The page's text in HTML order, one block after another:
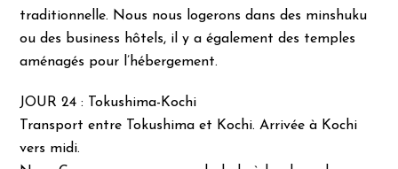
traditionnelle. Nous nous logerons dans des minshuku
ou des business hôtels, il y a également des temples
aménagés pour l’hébergement.
JOUR 24 : Tokushima-Kochi
Transport entre Tokushima et Kochi. Arrivée à Kochi
vers midi.